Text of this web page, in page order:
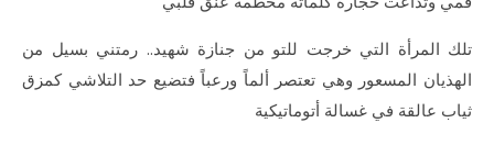
تلك المرأة التي خرجت للتو من جنازة شهيد.. رمتني بسيل من
الهذيان المسعور وهي تعتصر ألماً ورعباً فتضيع حد التلاشي كمزق
ثياب عالقة في غسالة أتوماتيكية